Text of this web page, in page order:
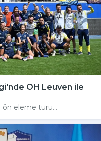
OH Leuven ile
ön eleme turu...